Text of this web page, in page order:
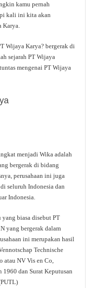
kamu pernah
kali ini kita akan
Karya.
Wijaya Karya? bergerak di
sejarah PT Wijaya
mengenai PT Wijaya
menjadi Wika adalah
bergerak di bidang
perusahaan ini juga
seluruh Indonesia dan
Indonesia.
biasa disebut PT
yang bergerak dalam
ini merupakan hasil
Technische
atau NV Vis en Co,
1960 dan Surat Keputusan